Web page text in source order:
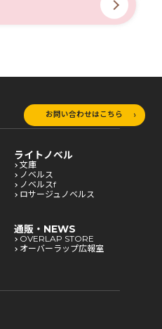
お問い合わせはこちら
ライトノベル
文庫
ノベルス
ノベルスf
ロサージュノベルス
通販・NEWS
OVERLAP STORE
オーバーラップ広報室